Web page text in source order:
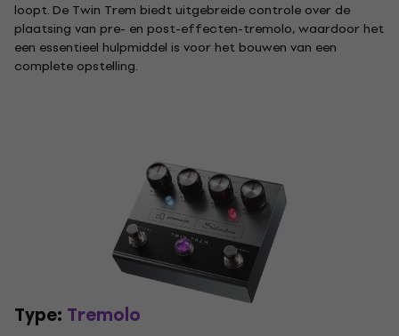
loopt. De Twin Trem biedt uitgebreide controle over de
plaatsing van pre- en post-effecten-tremolo, waardoor het
een essentieel hulpmiddel is voor het bouwen van een
complete opstelling.
Type: Tremolo